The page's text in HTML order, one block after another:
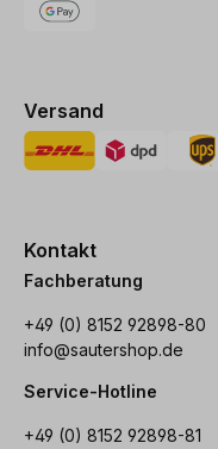
Versand
Kontakt
Fachberatung
+49 (0) 8152 92898-80
info@sautershop.de
Service-Hotline
+49 (0) 8152 92898-81